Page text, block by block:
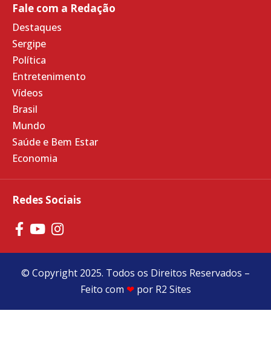
Redes Sociais
Fale com a Redação
Destaques
Sergipe
Política
Entretenimento
Vídeos
Brasil
Mundo
Saúde e Bem Estar
Economia
© Copyright 2025. Todos os Direitos Reservados –
Feito com ❤ por R2 Sites